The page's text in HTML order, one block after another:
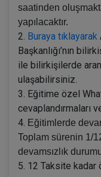
saatinden
yapılacaktır.
2. Buraya tıklayarak
Başkanlığı’nın
ile bilirkişilerde
ulaşabilirsiniz.
3. Eğitime özel
cevaplandırmaları
4. Eğitimlerde
Toplam sürenin 1/
devamsızlık
5. 12 Taksite kadar